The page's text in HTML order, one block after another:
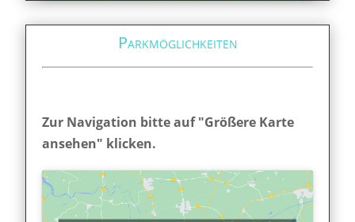
Parkmöglichkeiten
Zur Navigation bitte auf "Größere Karte
ansehen" klicken.